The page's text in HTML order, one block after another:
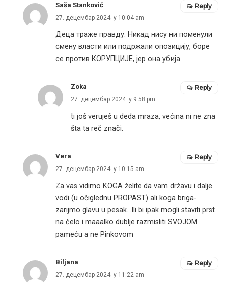
Saša Stanković
27. децембар 2024. у 10:04 am
Деца траже правду. Никад нису ни поменули
смену власти или подржали опозицију, боре
се против КОРУПЦИЈЕ, јер она убија.
Reply
Zoka
27. децембар 2024. у 9:58 pm
ti još veruješ u deda mraza, većina ni ne zna
šta ta reč znači.
Reply
Vera
27. децембар 2024. у 10:15 am
Za vas vidimo KOGA želite da vam državu i dalje
vodi (u očiglednu PROPAST) ali koga briga-
zarijmo glavu u pesak…Ili bi ipak mogli staviti prst
na čelo i maaalko dublje razmisliti SVOJOM
pameću a ne Pinkovom
Reply
Biljana
27. децембар 2024. у 11:22 am
Reply